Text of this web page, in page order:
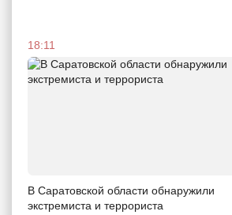
18:11
В Саратовской области обнаружили
экстремиста и террориста